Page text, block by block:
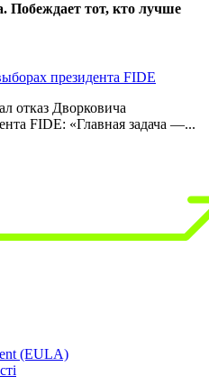
тот, кто лучше
президента FIDE
отказ Дворковича
FIDE: «Главная задача —...
(EULA)